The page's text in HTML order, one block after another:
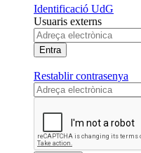
Identificació UdG
Usuaris externs
Restablir contrasenya